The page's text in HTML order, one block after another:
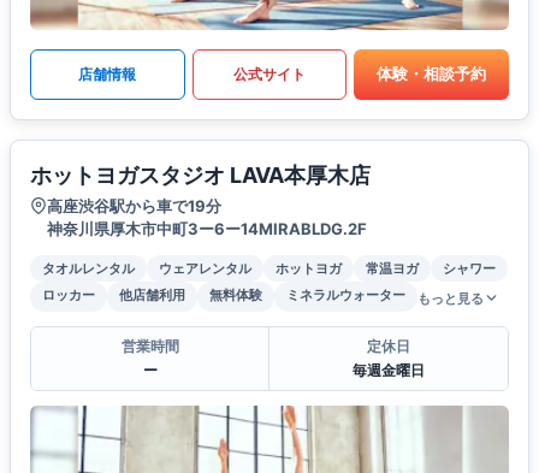
店舗情報 公式サイト 体験・相談予約
ホットヨガスタジオ LAVA本厚木店
高座渋谷駅から車で19分
神奈川県厚木市中町3ー6ー14MIRABLDG.2F
タオルレンタル ウェアレンタル ホットヨガ 常温ヨガ
シャワー
ロッカー
他店舗利用 無料体験 ミネラルウォーター もっと見る
営業時間
ー
定休日
毎週金曜日